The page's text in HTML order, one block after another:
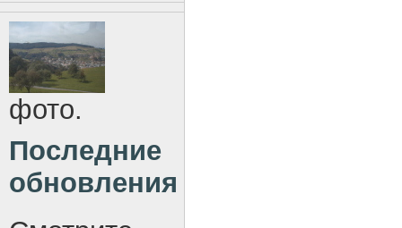
фото.
Последние
обновления